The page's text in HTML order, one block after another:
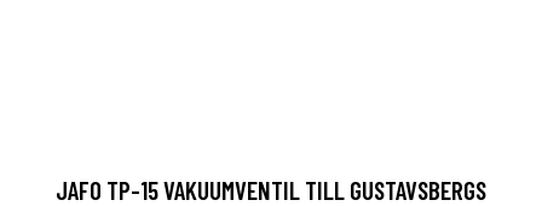
JAFO TP-15 VAKUUMVENTIL TILL GUSTAVSBERGS